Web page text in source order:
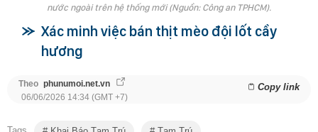
nước ngoài trên hệ thống mới (Nguồn: Công an TPHCM).
Xác minh việc bán thịt mèo đội lốt cầy
hương
Theo phunumoi.net.vn Copy link
06/06/2026 14:34 (GMT +7)